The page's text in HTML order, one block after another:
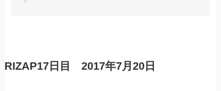
RIZAP17日目 2017年7月20日